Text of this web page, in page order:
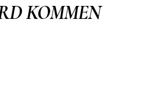
KOMMEN